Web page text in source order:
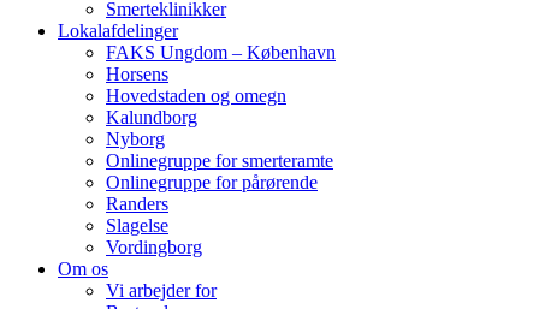
Smerteklinikker
Lokalafdelinger
FAKS Ungdom – København
Horsens
Hovedstaden og omegn
Kalundborg
Nyborg
Onlinegruppe for smerteramte
Onlinegruppe for pårørende
Randers
Slagelse
Vordingborg
Om os
Vi arbejder for